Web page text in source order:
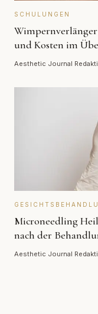
SCHULUNGEN
und Kosten im
Aesthetic Journal
Microneedling
nach der
Aesthetic Journal